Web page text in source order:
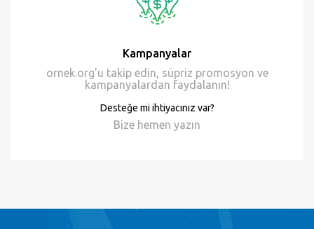
Kampanyalar
ornek.org'u takip edin, süpriz promosyon ve
kampanyalardan faydalanın!
Desteğe mi ihtiyacınız var?
Bize hemen yazın